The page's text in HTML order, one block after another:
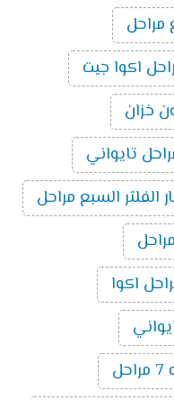
مراحل
الفلتر السبع مراحل